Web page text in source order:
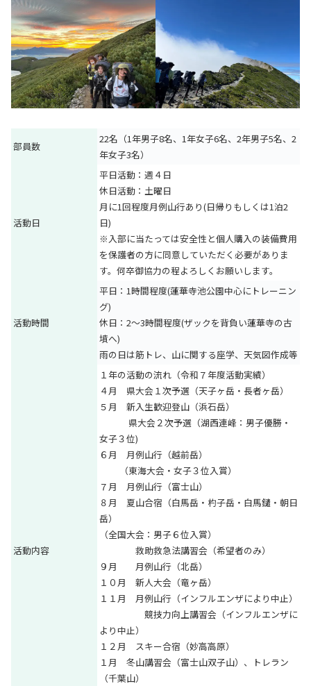
部員数
22名（1年男子8名、1年女子6名、2年男子5名、2
年女子3名）
活動日
平日活動：週４日
休日活動：土曜日
月に1回程度月例山行あり(日帰りもしくは1泊2
日)
※入部に当たっては安全性と個人購入の装備費用
を保護者の方に同意していただく必要がありま
す。何卒御協力の程よろしくお願いします。
活動時間
平日：1時間程度(蓮華寺池公園中心にトレーニン
グ)
休日：2～3時間程度(ザックを背負い蓮華寺の古
墳へ)
雨の日は筋トレ、山に関する座学、天気図作成等
活動内容
１年の活動の流れ（令和７年度活動実績）
４月 県大会１次予選（天子ヶ岳・長者ヶ岳）
５月 新入生歓迎登山（浜石岳）
県大会２次予選（湖西連峰：男子優勝・
女子３位)
６月 月例山行（越前岳）
（東海大会・女子３位入賞）
７月 月例山行（富士山）
８月 夏山合宿（白馬岳・杓子岳・白馬鑓・朝日
岳）
（全国大会：男子６位入賞）
救助救急法講習会（希望者のみ）
９月 月例山行（北岳）
１０月 新人大会（竜ヶ岳）
１１月 月例山行（インフルエンザにより中止）
競技力向上講習会（インフルエンザに
より中止）
１２月 スキー合宿（妙高高原）
１月 冬山講習会（富士山双子山）、トレラン
（千葉山）